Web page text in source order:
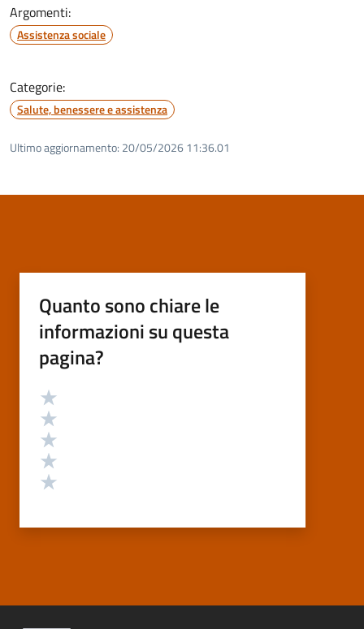
Argomenti:
Assistenza sociale
Categorie:
Salute, benessere e assistenza
Ultimo aggiornamento: 20/05/2026 11:36.01
Quanto sono chiare le
informazioni su questa
pagina?
Valutazione